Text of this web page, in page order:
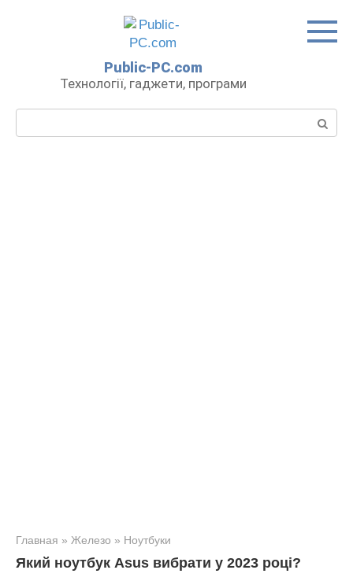
Public-PC.com
Технології, гаджети, програми
Главная » Железо » Ноутбуки
Який ноутбук Asus вибрати у 2023 році?